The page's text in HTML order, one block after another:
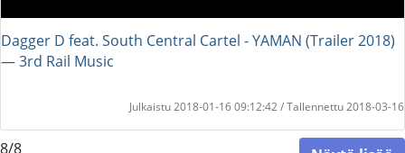
Dagger D feat. South Central Cartel - YAMAN (Trailer 2018)
― 3rd Rail Music
Julkaistu 2018-01-16 09:12:42 / Tallennettu 2018-03-16
8/8